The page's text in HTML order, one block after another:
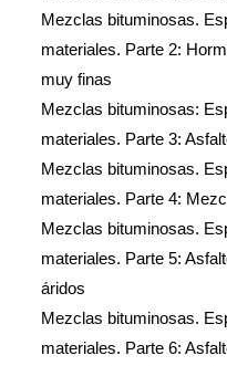
Mezclas bituminosas.
materiales. Parte 2:
muy finas
Mezclas bituminosas:
materiales. Parte 3:
Mezclas bituminosas.
materiales. Parte 4:
Mezclas bituminosas.
materiales. Parte 5:
áridos
Mezclas bituminosas.
materiales. Parte 6: